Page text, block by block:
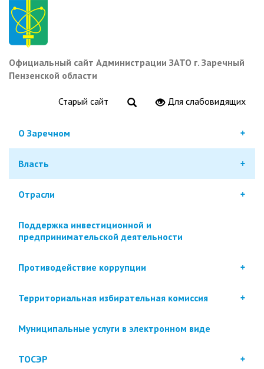
Перейти
основному
содержанию
Официальный сайт Администрации ЗАТО г. Заречный
Пензенской области
Старый сайт Для слабовидящих
О Заречном
Власть
Отрасли
Поддержка инвестиционной и
предпринимательской деятельности
Противодействие коррупции
Территориальная избирательная комиссия
Муниципальные услуги в электронном виде
ТОСЭР